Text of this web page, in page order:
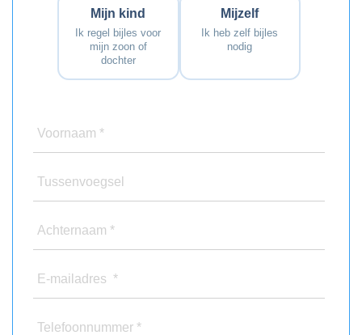
Mijn kind
Ik regel bijles voor
mijn zoon of
dochter
Mijzelf
Ik heb zelf bijles
nodig
Voornaam *
Tussenvoegsel
Achternaam *
E-mailadres *
Telefoonnummer *